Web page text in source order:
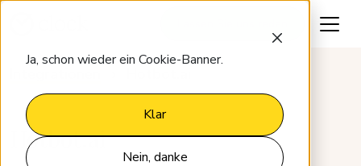
Ja, schon wieder ein Cookie-Banner.
Klar
Nein, danke
Hotbot.ai